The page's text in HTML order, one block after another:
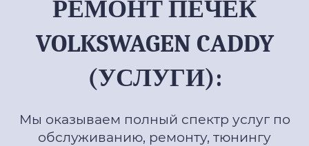
РЕМОНТ ПЕЧЕК
VOLKSWAGEN CADDY
(УСЛУГИ):
Мы оказываем полный спектр услуг по
обслуживанию, ремонту, тюнингу